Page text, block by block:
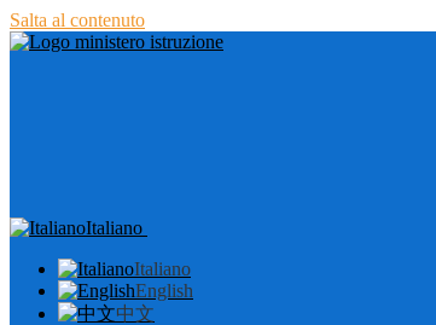
Salta al contenuto
Italiano
Italiano
English
中文